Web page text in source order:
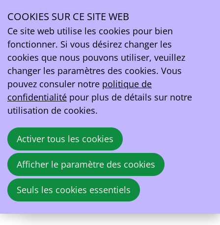
13–16
juin
2023
München
11–14
Sacramento
Electric Vehicles Symposium -
EVS36
jeu.
08
juin
Brussel
Mobility Tomorrow Conference
COOKIES SUR CE SITE WEB
Ce site web utilise les cookies pour bien
fonctionner. Si vous désirez changer les
cookies que nous pouvons utiliser, veuillez
changer les paramètres des cookies. Vous
pouvez consuler notre politique de
confidentialité pour plus de détails sur notre
utilisation de cookies.
Activer tous les cookies
Afficher le paramètre des cookies
Seuls les cookies essentiels